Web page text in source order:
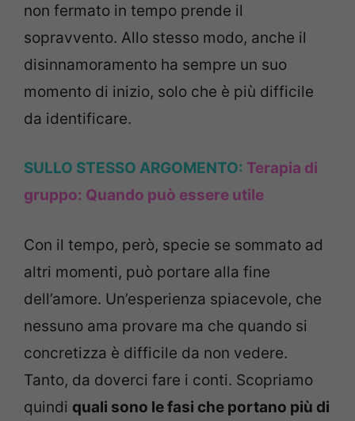
non fermato in tempo prende il
sopravvento. Allo stesso modo, anche il
disinnamoramento ha sempre un suo
momento di inizio, solo che è più difficile
da identificare.
SULLO STESSO ARGOMENTO: Terapia di
gruppo: Quando può essere utile
Con il tempo, però, specie se sommato ad
altri momenti, può portare alla fine
dell’amore. Un’esperienza spiacevole, che
nessuno ama provare ma che quando si
concretizza è difficile da non vedere.
Tanto, da doverci fare i conti. Scopriamo
quindi quali sono le fasi che portano più di